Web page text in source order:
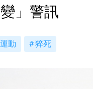
」警訊
運動 猝死